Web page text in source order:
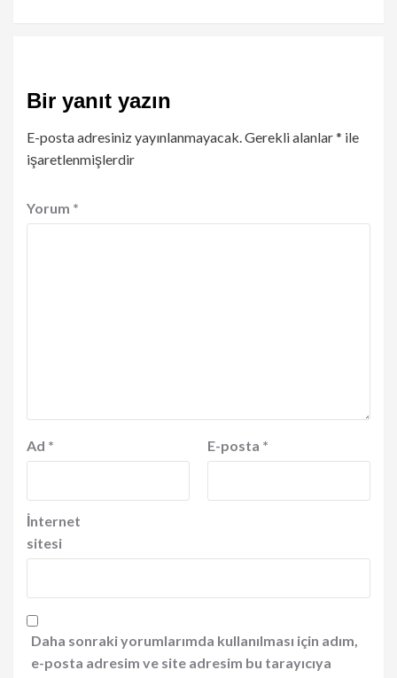
Bir yanıt yazın
E-posta adresiniz yayınlanmayacak.Gerekli alanlar* ile
işaretlenmişlerdir
Yorum *
Ad * E-posta *
İnternet
sitesi
Daha sonraki yorumlarımda kullanılması için adım,
e-posta adresim ve site adresim bu tarayıcıya